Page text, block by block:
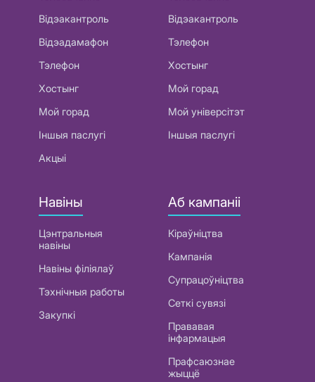
Відэакантроль
Відэадамафон
Тэлефон
Хостынг
Мой горад
Іншыя паслугі
Акцыі
Відэакантроль
Тэлефон
Хостынг
Мой горад
Мой універсітэт
Іншыя паслугі
Навіны
Цэнтральныя
навіны
Навіны філіялаў
Тэхнічныя работы
Закупкі
Аб кампаніі
Кіраўніцтва
Кампанія
Супрацоўніцтва
Сеткі сувязі
Прававая
інфармацыя
Прафсаюзнае
жыццё